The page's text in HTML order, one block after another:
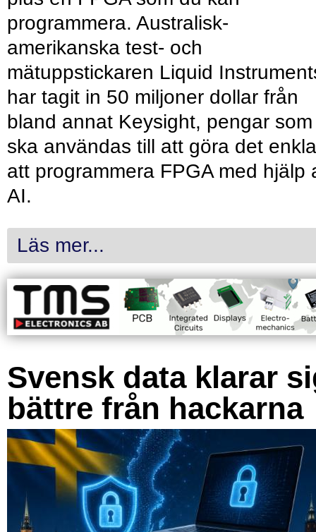
programmera. Australisk-
amerikanska test- och
mätuppstickaren Liquid
har tagit in 50 miljoner dollar från
bland annat Keysight, pengar som
ska användas till att göra det
att programmera FPGA med hjälp
AI.
Läs mer...
Svensk data klarar
bättre från hackarna